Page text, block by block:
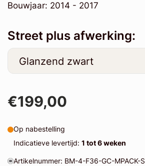
Bouwjaar: 2014 - 2017
Street plus afwerking:
€199,00
Op nabestelling
Indicatieve levertijd: 1 tot 6 weken
Artikelnummer: BM-4-F36-GC-MPACK-